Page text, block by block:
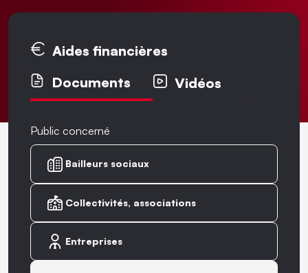
Onglets principaux
Aides financières
Documents
Vidéos
Public concerné
Bailleurs sociaux
Collectivités, associations
Entreprises